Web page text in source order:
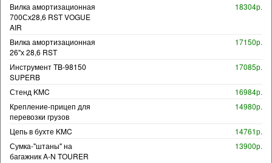
Вилка амортизационная
700Сх28,6 RST VOGUE
AIR
18304р.
Вилка амортизационная
26"х 28,6 RST
17150р.
Инструмент TB-98150
SUPERB
17085р.
Стенд KMC
16984р.
Крепление-прицеп для
перевозки грузов
14980р.
Цепь в бухте KMC
14761р.
Сумка-"штаны" на
багажник A-N TOURER
13900р.